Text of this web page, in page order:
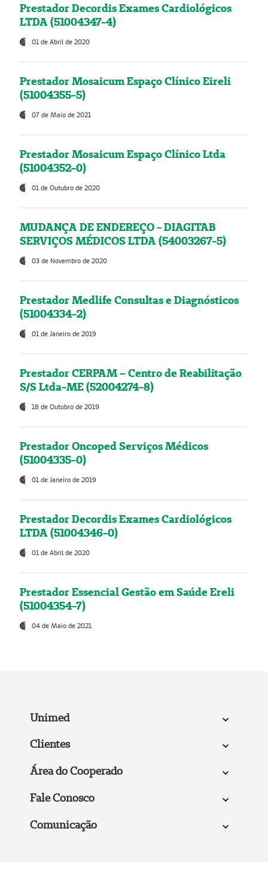
Prestador Decordis Exames Cardiológicos
LTDA (51004347-4)
01 de Abril de 2020
Prestador Mosaicum Espaço Clínico Eireli
(51004355-5)
07 de Maio de 2021
Prestador Mosaicum Espaço Clínico Ltda
(51004352-0)
01 de Outubro de 2020
MUDANÇA DE ENDEREÇO - DIAGITAB
SERVIÇOS MÉDICOS LTDA (54003267-5)
03 de Novembro de 2020
Prestador Medlife Consultas e Diagnósticos
(51004334-2)
01 de Janeiro de 2019
Prestador CERPAM – Centro de Reabilitação
S/S Ltda-ME (52004274-8)
18 de Outubro de 2019
Prestador Oncoped Serviços Médicos
(51004335-0)
01 de Janeiro de 2019
Prestador Decordis Exames Cardiológicos
LTDA (51004346-0)
01 de Abril de 2020
Prestador Essencial Gestão em Saúde Ereli
(51004354-7)
04 de Maio de 2021
Unimed
Clientes
Área do Cooperado
Fale Conosco
Comunicação